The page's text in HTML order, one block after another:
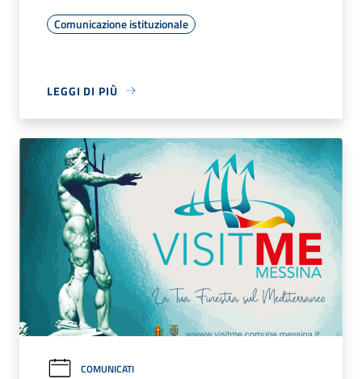
Comunicazione istituzionale
LEGGI DI PIÙ
COMUNICATI